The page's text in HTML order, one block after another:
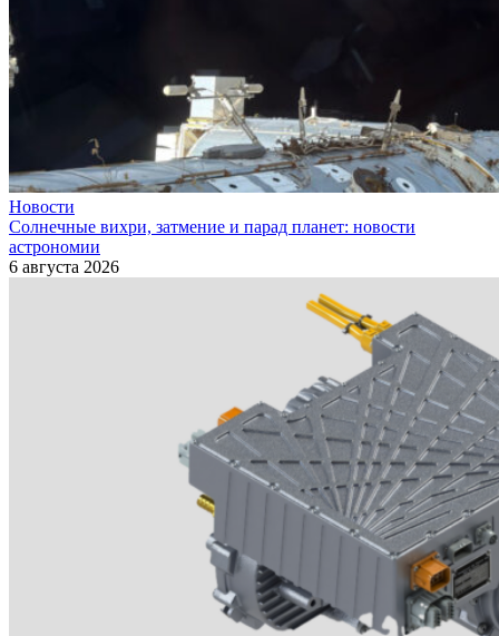
Новости
Солнечные вихри, затмение и парад планет: новости
астрономии
6 августа 2026